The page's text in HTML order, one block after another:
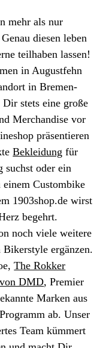
mehr als nur
diesen leben
teilhaben lassen!
in Augustfehn
in Bremen-
stets eine große
Merchandise vor
präsentieren
Bekleidung für
suchst oder ein
Custombike
1903shop.de wirst
begehrt.
noch viele weitere
ergänzen.
The Rokker
DMD, Premier
Marken aus
ab. Unser
Team kümmert